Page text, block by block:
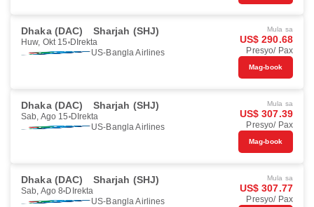
Dhaka (DAC) Sharjah (SHJ)
Huw, Okt 15 DIrekta
US-Bangla Airlines
Mula sa
US$ 290.68
Presyo/ Pax
Mag-book
Dhaka (DAC) Sharjah (SHJ)
Sab, Ago 15 DIrekta
US-Bangla Airlines
Mula sa
US$ 307.39
Presyo/ Pax
Mag-book
Dhaka (DAC) Sharjah (SHJ)
Sab, Ago 8 DIrekta
US-Bangla Airlines
Mula sa
US$ 307.77
Presyo/ Pax